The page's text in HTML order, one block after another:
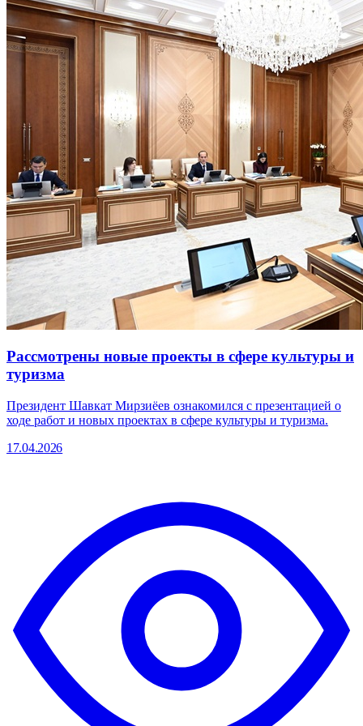
Рассмотрены новые проекты в сфере культуры и
туризма
Президент Шавкат Мирзиёев ознакомился с презентацией о
ходе работ и новых проектах в сфере культуры и туризма.
17.04.2026